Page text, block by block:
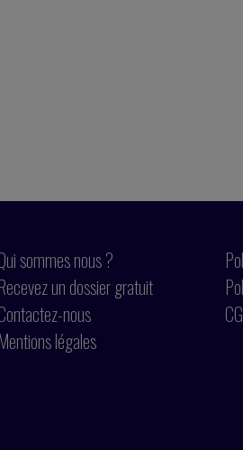
sommes nous ?
Recevez un dossier gratuit
nous
Mentions légales